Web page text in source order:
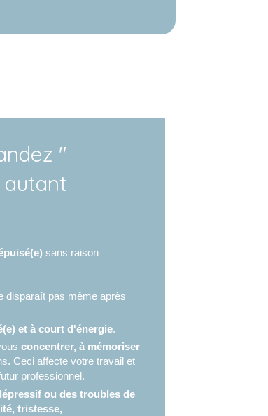
"
autant
sans raison
disparaît pas même après
et à court d'énergie.
concentrer, à mémoriser
Ceci affecte votre travail et
professionnel.
ou des troubles de
tristesse,
un soulagement durable.
ces douleurs, cette
et solutions à vos problèmes
vous tourner. Ceci vous
parfois et votre qualité de
et cette fatigue à une